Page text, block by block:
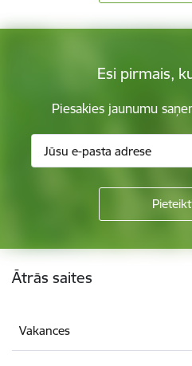
Esi pirmais,
Piesakies jaunumu
Kājene
Ātrās saites
Vakances